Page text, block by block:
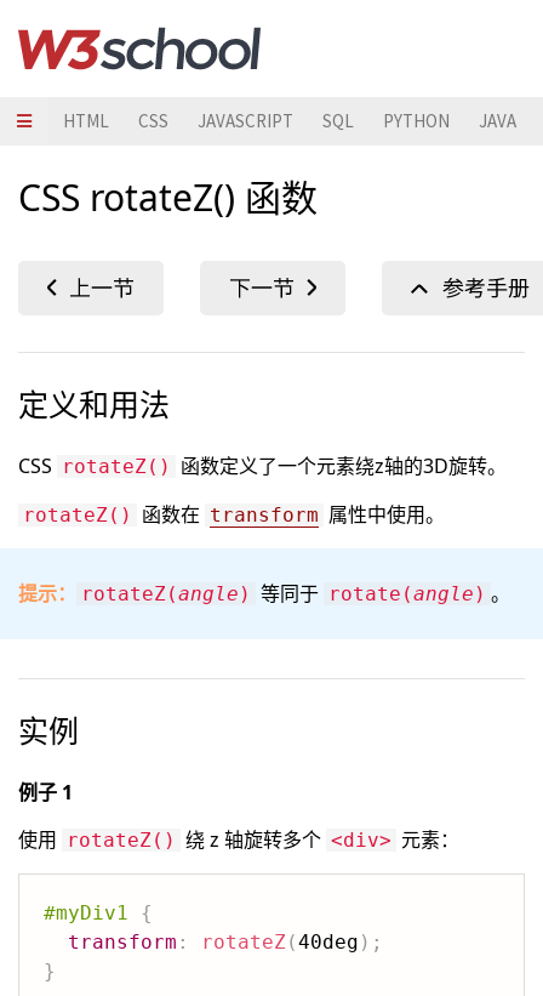
HTML CSS JAVASCRIPT SQL PYTHON JAVA
CSS rotateZ() 函数
定义和用法
CSS rotateZ() 函数定义了一个元素绕z轴的3D旋转。
rotateZ() 函数在 transform 属性中使用。
提示： rotateZ(angle ) 等同于 rotate(angle ) 。
实例
例子 1
使用 rotateZ() 绕 z 轴旋转多个 <div> 元素：
#myDiv1
{
transform : rotateZ(40deg ) ;
}